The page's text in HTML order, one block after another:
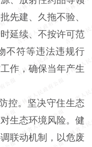
先建、久拖不验、
延续、不按许可范
不符等违法违规行
作，确保当年产生
控。坚决守住生态
生态环境风险。健
联动机制，以危废